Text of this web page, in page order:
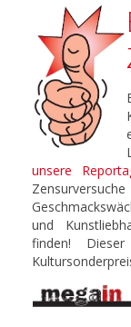
unsere
und
finden!